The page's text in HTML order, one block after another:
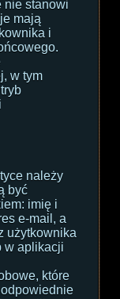
nie stanowi
mają
i
w tym
należy
być
imię i
e-mail, a
użytkownika
w aplikacji
które